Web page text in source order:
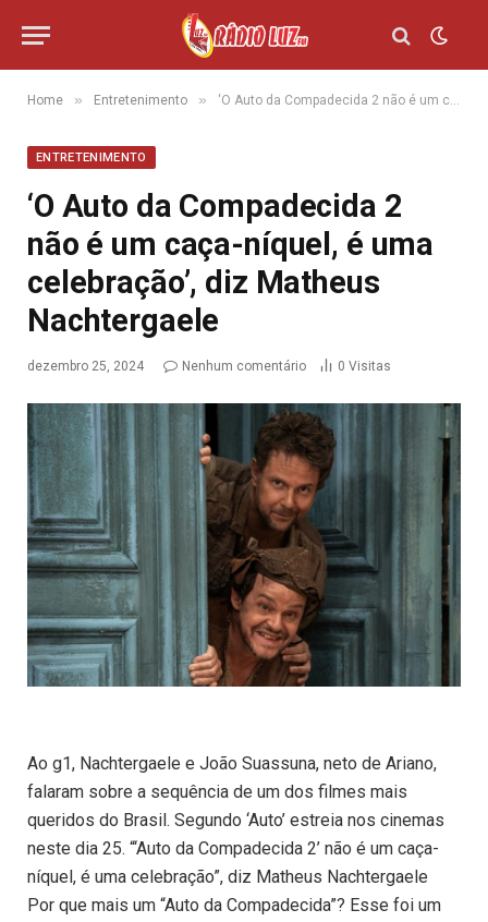
Home » Entretenimento » ‘O Auto da Compadecida 2 não é um caça-níquel, é uma celebração’, diz Matheus Nachtergaele
ENTRETENIMENTO
‘O Auto da Compadecida 2
não é um caça-níquel, é uma
celebração’, diz Matheus
Nachtergaele
dezembro 25, 2024 Nenhum comentário 0 Visitas
Ao g1, Nachtergaele e João Suassuna, neto de Ariano,
falaram sobre a sequência de um dos filmes mais
queridos do Brasil. Segundo ‘Auto’ estreia nos cinemas
neste dia 25. “‘Auto da Compadecida 2’ não é um caça-
níquel, é uma celebração”, diz Matheus Nachtergaele
Por que mais um “Auto da Compadecida”? Esse foi um